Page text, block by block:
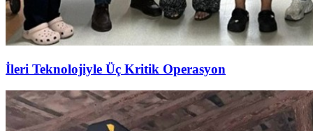
İleri Teknolojiyle Üç Kritik Operasyon